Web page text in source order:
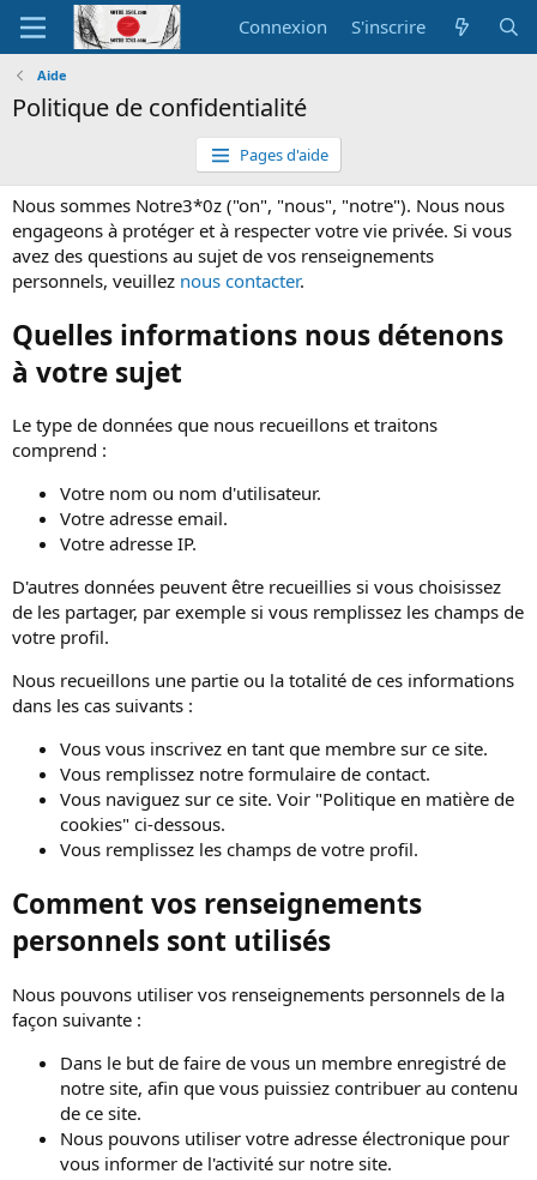
Connexion S'inscrire
Aide
Politique de confidentialité
Pages d'aide
Nous sommes Notre3*0z ("on", "nous", "notre"). Nous nous
engageons à protéger et à respecter votre vie privée. Si vous
avez des questions au sujet de vos renseignements
personnels, veuillez nous contacter.
Quelles informations nous détenons
à votre sujet
Le type de données que nous recueillons et traitons
comprend :
Votre nom ou nom d'utilisateur.
Votre adresse email.
Votre adresse IP.
D'autres données peuvent être recueillies si vous choisissez
de les partager, par exemple si vous remplissez les champs de
votre profil.
Nous recueillons une partie ou la totalité de ces informations
dans les cas suivants :
Vous vous inscrivez en tant que membre sur ce site.
Vous remplissez notre formulaire de contact.
Vous naviguez sur ce site. Voir "Politique en matière de
cookies" ci-dessous.
Vous remplissez les champs de votre profil.
Comment vos renseignements
personnels sont utilisés
Nous pouvons utiliser vos renseignements personnels de la
façon suivante :
Dans le but de faire de vous un membre enregistré de
notre site, afin que vous puissiez contribuer au contenu
de ce site.
Nous pouvons utiliser votre adresse électronique pour
vous informer de l'activité sur notre site.